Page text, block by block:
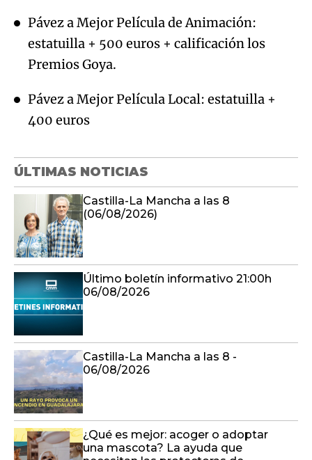
Pávez a Mejor Película de Animación:
estatuilla + 500 euros + calificación los
Premios Goya.
Pávez a Mejor Película Local: estatuilla +
400 euros
ÚLTIMAS NOTICIAS
Castilla-La Mancha a las 8
(06/08/2026)
Último boletín informativo 21:00h
06/08/2026
Castilla-La Mancha a las 8 -
06/08/2026
¿Qué es mejor: acoger o adoptar
una mascota? La ayuda que